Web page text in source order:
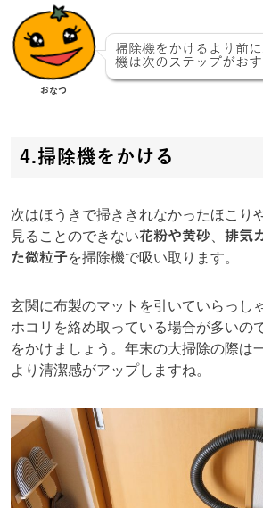
おなつ
掃除機をかけるより前
機は次のステップがお
4.掃除機をかける
次はほうきで掃ききれなかったほこり
見ることのできない花粉や黄砂
排気
た微粒子を掃除機で吸い取ります。
玄関に布製のマットを引いていらっし
ホコリを絡め取っている場合が多いの
をかけましょう。年末の大掃除の際は
より清潔感がアップしますね。